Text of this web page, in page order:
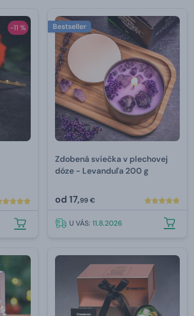
-11 % Bestseller
Zdobená sviečka v plechovej
dóze - Levanduľa 200 g
od17,99 €
U VÁS: 11.8.2026